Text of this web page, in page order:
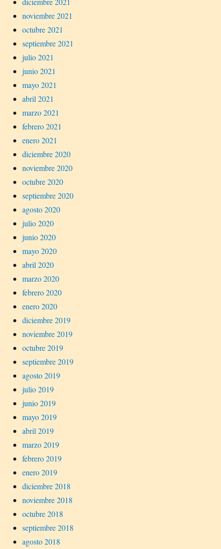
noviembre 2021
octubre 2021
septiembre 2021
julio 2021
junio 2021
mayo 2021
abril 2021
marzo 2021
febrero 2021
enero 2021
diciembre 2020
noviembre 2020
octubre 2020
septiembre 2020
agosto 2020
julio 2020
junio 2020
mayo 2020
abril 2020
marzo 2020
febrero 2020
enero 2020
diciembre 2019
noviembre 2019
octubre 2019
septiembre 2019
agosto 2019
julio 2019
junio 2019
mayo 2019
abril 2019
marzo 2019
febrero 2019
enero 2019
diciembre 2018
noviembre 2018
octubre 2018
septiembre 2018
agosto 2018